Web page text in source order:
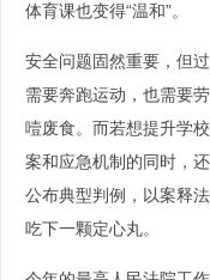
体育课也变得“温和”。
安全问题固然重要，但
需要奔跑运动，也需要
噎废食。而若想提升学
案和应急机制的同时，
公布典型判例，以案释
吃下一颗定心丸。